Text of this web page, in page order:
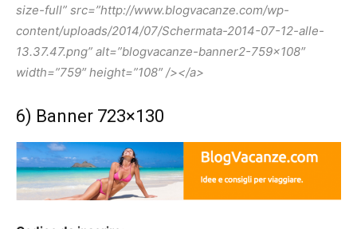
size-full” src=”http://www.blogvacanze.com/wp-
content/uploads/2014/07/Schermata-2014-07-12-alle-
13.37.47.png” alt=”blogvacanze-banner2-759×108″
width=”759″ height=”108″ /></a>
6) Banner 723×130